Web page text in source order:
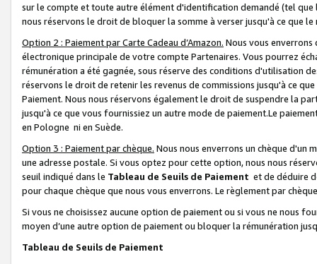
sur le compte et toute autre élément d'identification demandé (tel que
nous réservons le droit de bloquer la somme à verser jusqu'à ce que
Option 2 : Paiement par Carte Cadeau d’Amazon. Nous vous
électronique principale de votre compte Partenaires. Vous pourrez
rémunération a été gagnée, sous réserve des conditions d'utilisation
réservons le droit de retenir les revenus de commissions jusqu'à ce
Paiement. Nous nous réservons également le droit de suspendre la
jusqu'à ce que vous fournissiez un autre mode de paiement.Le
en Pologne ni en Suède.
Option 3 : Paiement par chèque. Nous nous enverrons un chèque d'un
une adresse postale. Si vous optez pour cette option, nous nous
seuil indiqué dans le Tableau de Seuils de Paiement et de déduire
pour chaque chèque que nous vous enverrons. Le règlement par
Si vous ne choisissez aucune option de paiement ou si vous ne nous
moyen d’une autre option de paiement ou bloquer la rémunération
Tableau de Seuils de Paiement